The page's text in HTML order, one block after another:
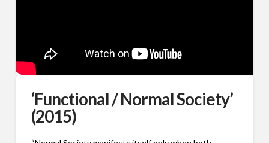
‘Functional / Normal Society’
(2015)